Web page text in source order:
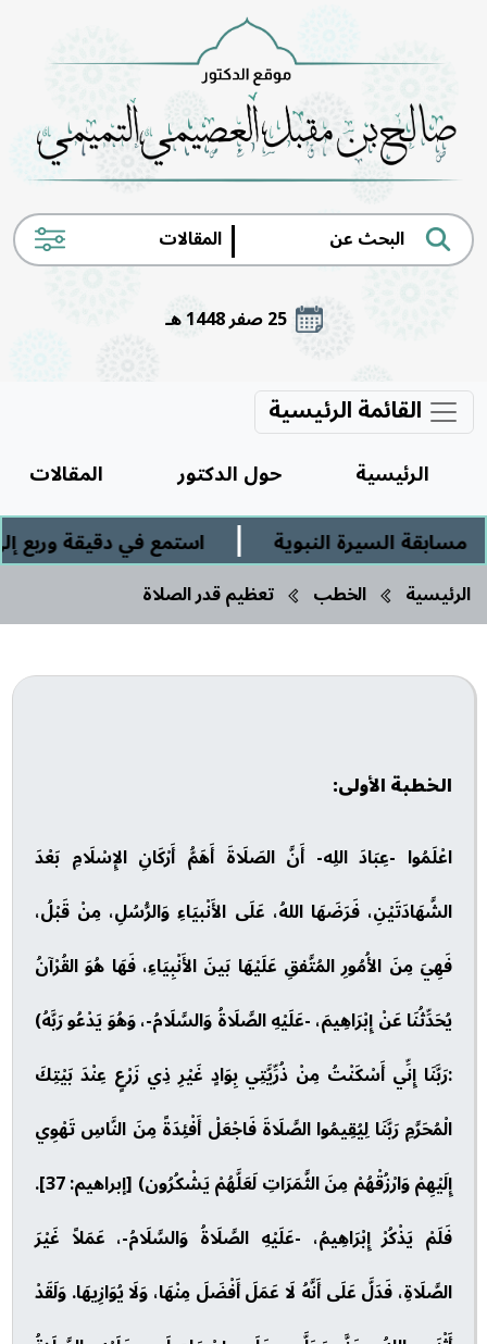
|
25 صفر 1448 هـ
القائمة الرئيسية
الرئيسية حول الدكتور
المقالات
السيرة النبوية
| استمع في دقيقة وربع
الرئيسية الخطب تعظيم قدر الصلاة
الخطبة الأولى:
اعْلَمُوا -عِبَادَ اللِه- أَنَّ الصَلَاةَ أَهَمُّ أَرْكَانِ الإِسْلَامِ بَعْدَ
الشَّهَادَتَيْنِ، فَرَضَهَا اللهُ، عَلَى الأَنْبيَاءِ وَالرُّسُلِ، مِنْ قَبْلُ،
فَهِيَ مِنَ الأُمُورِ المُتَّفقِ عَلَيْهَا بَينَ الأَنْبِيَاءِ، فَهَا هُوَ القُرْآنُ
يُحَدِّثُنَا عَنْ إِبْرَاهِيمَ، -عَلَيْهِ الصَّلَاةُ وَالسَّلَامُ-، وَهُوَ يَدْعُو رَبَّهُ)
:رَبَّنَا إِنِّي أَسْكَنْتُ مِنْ ذُرِّيَّتِي بِوَادٍ غَيْرِ ذِي زَرْعٍ عِنْدَ بَيْتِكَ
الْمُحَرَّمِ رَبَّنَا لِيُقِيمُوا الصَّلَاةَ فَاجْعَلْ أَفْئِدَةً مِنَ النَّاسِ تَهْوِي
إِلَيْهِمْ وَارْزُقْهُمْ مِنَ الثَّمَرَاتِ لَعَلَّهُمْ يَشْكُرُون) [إبراهيم: 37].
فَلَمْ يَذْكُرْ إِبْرَاهِيمُ، -عَلَيْهِ الصَّلَاةُ وَالسَّلَامُ-، عَمَلاً غَيْرَ
الصَّلَاةِ، فَدَلَّ عَلَى أَنَّهُ لَا عَمَلَ أَفْضَلَ مِنْهَا، وَلَا يُوَازِيهَا. وَلَقَدْ